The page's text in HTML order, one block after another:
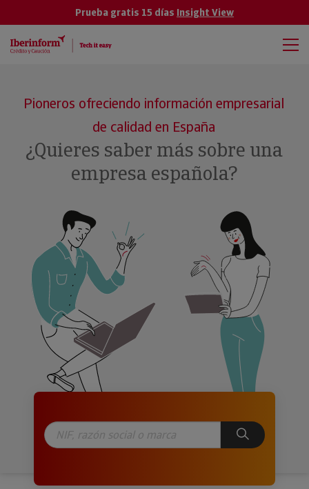
Prueba gratis 15 días Insight View
Pioneros ofreciendo información empresarial
de calidad en España
¿Quieres saber más sobre una
empresa española?